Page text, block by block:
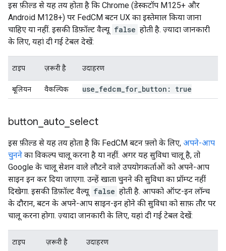
इस फ़ील्ड से यह तय होता है कि Chrome (डेस्कटॉप M125+ और
Android M128+) पर FedCM बटन UX का इस्तेमाल किया जाना
चाहिए या नहीं. इसकी डिफ़ॉल्ट वैल्यू false होती है. ज़्यादा जानकारी
के लिए, यहां दी गई टेबल देखें:
टाइप ज़रूरी है उदाहरण
बूलियन वैकल्पिक use fedcm for button: true
button auto select
इस फ़ील्ड से यह तय होता है कि FedCM बटन फ़्लो के लिए, अपने-आप
चुनने का विकल्प चालू करना है या नहीं. अगर यह सुविधा चालू है, तो
Google के चालू सेशन वाले लौटने वाले उपयोगकर्ताओं को अपने-आप
साइन इन कर दिया जाएगा. उन्हें खाता चुनने की सुविधा का प्रॉम्प्ट नहीं
दिखेगा. इसकी डिफ़ॉल्ट वैल्यू false होती है. आपको ऑप्ट-इन लॉन्च
के दौरान, बटन के अपने-आप साइन-इन होने की सुविधा को साफ़ तौर पर
चालू करना होगा. ज़्यादा जानकारी के लिए, यहां दी गई टेबल देखें:
टाइप ज़रूरी है उदाहरण